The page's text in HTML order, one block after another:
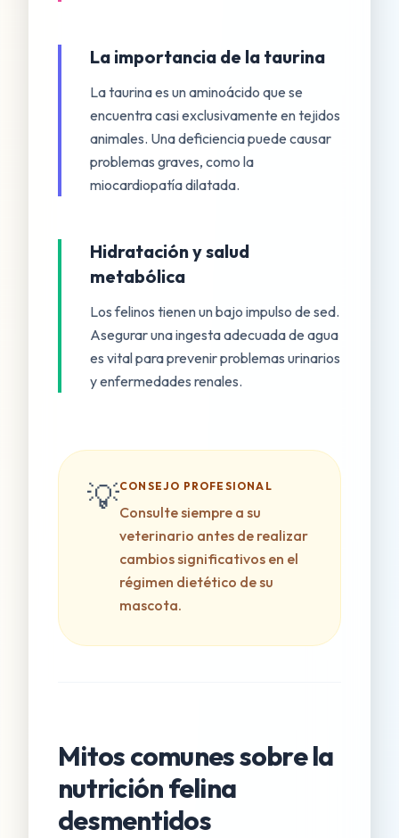
La importancia de la taurina
La taurina es un aminoácido que se
encuentra casi exclusivamente en tejidos
animales. Una deficiencia puede causar
problemas graves, como la
miocardiopatía dilatada.
Hidratación y salud
metabólica
Los felinos tienen un bajo impulso de sed.
Asegurar una ingesta adecuada de agua
es vital para prevenir problemas urinarios
y enfermedades renales.
💡CONSEJO PROFESIONAL
Consulte siempre a su
veterinario antes de realizar
cambios significativos en el
régimen dietético de su
mascota.
Mitos comunes sobre la
nutrición felina
desmentidos